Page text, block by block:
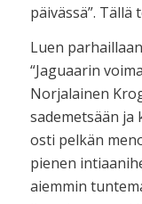
päivässä”.
Luen
“Jaguaarin
Norjalainen
sademetsään ja
osti pelkän
pienen
aiemmin